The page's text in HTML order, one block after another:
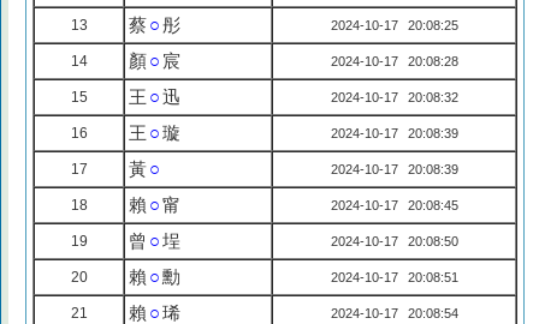
13 蔡○彤 2024-10-17 20:08:25
14 顏○ 宸 2024-10-17 20:08:28
15 王 ○迅 2024-10-17 20:08:32
16 王 ○璇 2024-10-17 20:08:39
17 黃○ 2024-10-17 20:08:39
18 賴 ○甯 2024-10-17 20:08:45
19 曾 ○埕 2024-10-17 20:08:50
20 賴 ○勳 2024-10-17 20:08:51
21 賴 ○琋 2024-10-17 20:08:54